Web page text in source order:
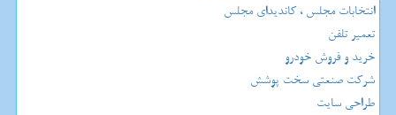
انتخابات مجلس ، کاندیدای مجلس
تعمیر تلفن
خرید و فروش خودرو
شرکت صنعتی سخت پوشش
طراحی سایت